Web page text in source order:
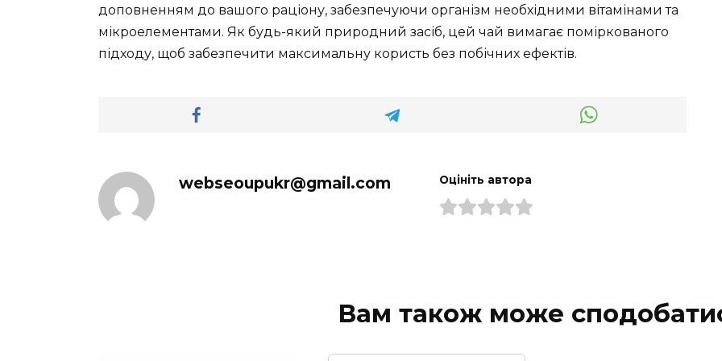
доповненням до вашого раціону, забезпечуючи організм необхідними вітамінами та
мікроелементами. Як будь-який природний засіб, цей чай вимагає поміркованого
підходу, щоб забезпечити максимальну користь без побічних ефектів.
webseoupukr@gmail.com Оцініть автора
Вам також може